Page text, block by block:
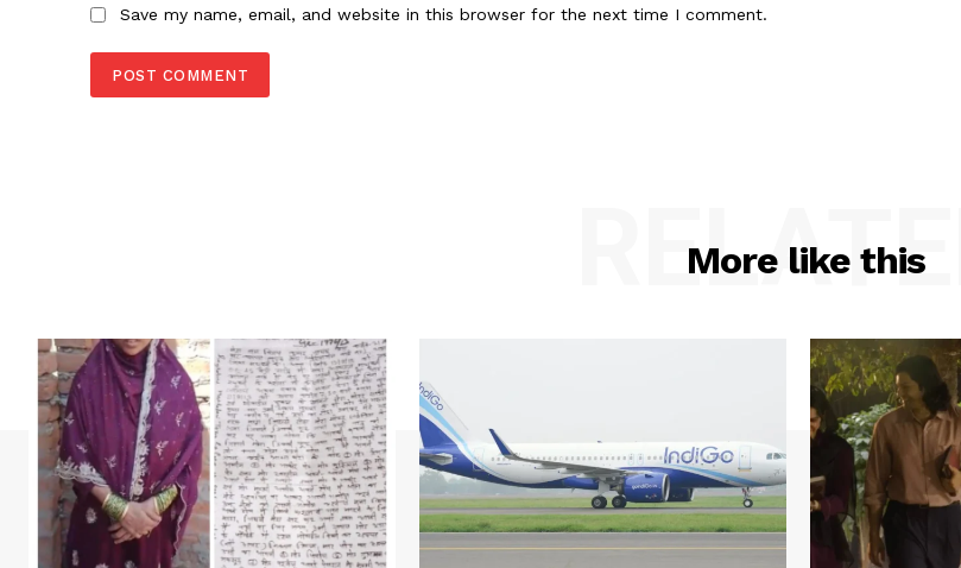
Save my name, email, and website in this browser for the next time I comment.
More like this
RELATED